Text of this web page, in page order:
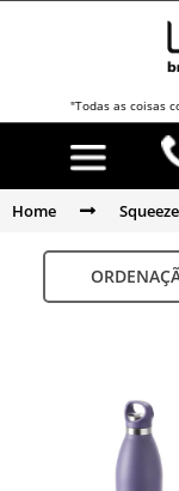
"Todas as coisas
Home